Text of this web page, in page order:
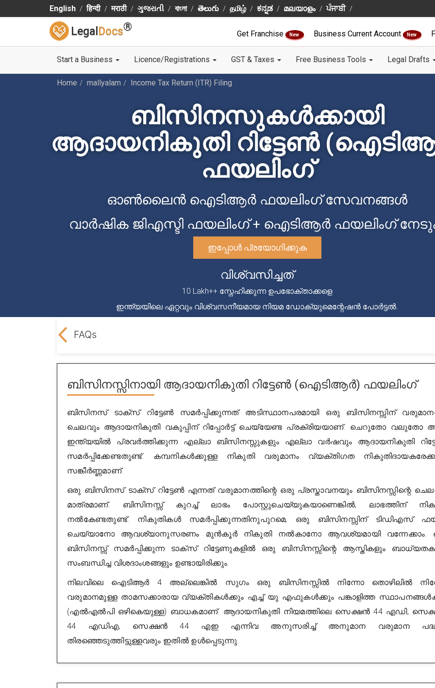
English हिन्दी मराठी ગુજરાતી বাংলা తెలుగు தமிழ் ಕನ್ನಡ മലയാളം ਪੰਜਾਬੀ
Legal Docs®
Get Franchise New Business Current Account New
Start a Business Licence/Registrations GST & Taxes Free Business Tools Legal Drafts
Home mallyalam Income Tax Return (ITR) Filing
ബിസിനസുകൾക്കായി
ആദായനികുതി റിട്ടേൺ
ഫയലിംഗ്
ഓൺലൈൻ ഐടിആർ ഫയലിംഗ് സേവനങ്ങൾ
വാർഷിക ജിഎസ്ടി ഫയലിംഗ് + ഐടിആർ ഫയലിംഗ്
ഇപ്പോൾ പ്രയോഗിക്കുക
വിശ്വസിച്ചത്
10 Lakh++ സ്നേഹിക്കുന്ന ഉപഭോക്താക്കളെ
ഇന്ത്യയിലെ ഏറ്റവും വിശ്വസനീയമായ നിയമ ഡോക്യുമെന്റേഷൻ പോർട്ടൽ.
LegalDocs? FAQs
ബിസിനസ്സിനായി ആദായനികുതി റിട്ടേൺ (ഐടിആർ) ഫയലിംഗ്
ബിസിനസ് ടാക്സ് റിട്ടേൺ സമർപ്പിക്കുന്നത് അടിസ്ഥാനപരമായി ഒരു ബിസിനസ്സിന്
ചെലവും ആദായനികുതി വകുപ്പിന് റിപ്പോർട്ട് ചെയ്യേണ്ട പ്രക്രിയയാണ്. ചെറുതോ വലുതോ
ഇന്ത്യയിൽ പ്രവർത്തിക്കുന്ന എല്ലാ ബിസിനസ്സുകളും എല്ലാ വർഷവും ആദായനികുതി
സമർപ്പിക്കേണ്ടതുണ്ട്. കമ്പനികൾക്കുള്ള നികുതി വരുമാനം വ്യക്തിഗത
സങ്കീർണ്ണമാണ്.
ഒരു ബിസിനസ് ടാക്സ് റിട്ടേൺ എന്നത് വരുമാനത്തിന്റെ ഒരു പ്രസ്താവനയും ബിസിനസ്സിന്റെ
മാത്രമാണ്. ബിസിനസ്സ് കുറച്ച് ലാഭം പോസ്റ്റുചെയ്യുകയാണെങ്കിൽ, ലാഭത്തിന്
നൽകേണ്ടതുണ്ട്. നികുതികൾ സമർപ്പിക്കുന്നതിനുപുറമെ, ഒരു ബിസിനസ്സിന് ടിഡിഎസ്
ചെയ്യാനോ ആവശ്യാനുസരണം മുൻകൂർ നികുതി നൽകാനോ ആവശ്യമായി വന്നേക്കാം.
ബിസിനസ്സ് സമർപ്പിക്കുന്ന ടാക്സ് റിട്ടേണുകളിൽ ഒരു ബിസിനസ്സിന്റെ ആസ്തികളും
സംബന്ധിച്ച വിശദാംശങ്ങളും ഉണ്ടായിരിക്കും.
നിലവിലെ ഐടിആർ 4 അല്ലെങ്കിൽ സുഗം ഒരു ബിസിനസ്സിൽ നിന്നോ തൊഴിലിൽ
വരുമാനമുള്ള താമസക്കാരായ വ്യക്തികൾക്കും എച്ച് യു എഫുകൾക്കും പങ്കാളിത്ത
(എൽ‌എൽ‌പി ഒഴികെയുള്ള) ബാധകമാണ്. ആദായനികുതി നിയമത്തിലെ സെക്ഷൻ 44 എഡി,
44 എ‌ഡി‌എ, സെക്ഷൻ 44 എഇ എന്നിവ അനുസരിച്ച് അനുമാന വരുമാന
തിരഞ്ഞെടുത്തിട്ടുള്ളവരും ഇതിൽ ഉൾപ്പെടുന്നു.